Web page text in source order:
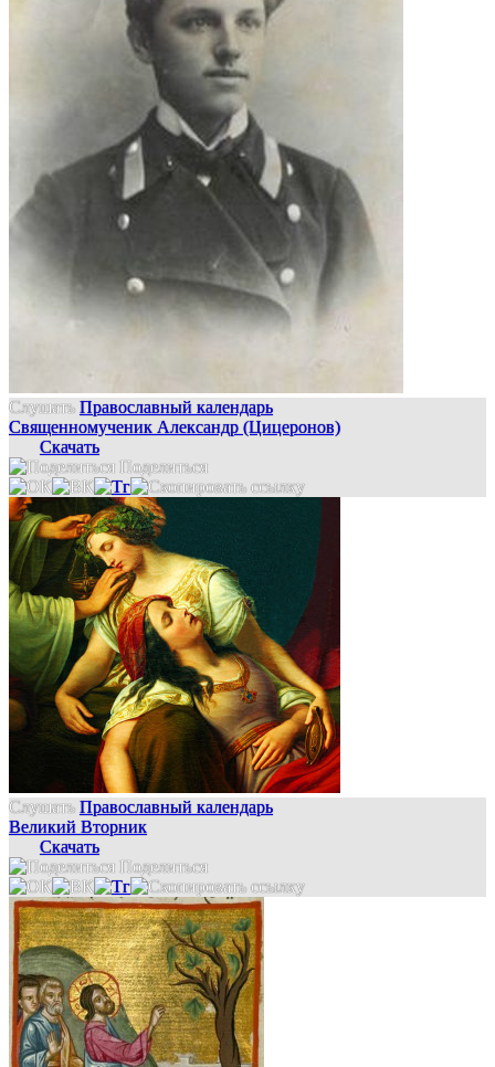
Слушать Православный календарь
Священномученик Александр (Цицеронов)
Скачать
Поделиться
Слушать Православный календарь
Великий Вторник
Скачать
Поделиться